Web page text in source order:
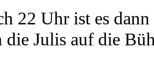
22 Uhr ist es
die Julis auf die